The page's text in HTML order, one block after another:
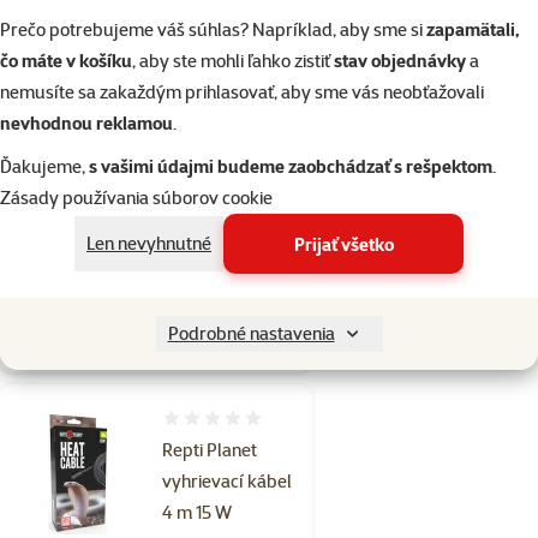
Prečo potrebujeme váš súhlas? Napríklad, aby sme sizapamätali,
čo máte v košíku, aby ste mohli ľahko zistiťstav objednávkya
nemusíte sa zakaždým prihlasovať, aby sme vás neobťažovali
nevhodnou reklamou.
Ďakujeme,s vašimi údajmi budeme zaobchádzať s rešpektom.
Zásady používania súborov cookie
Len nevyhnutné
Prijať všetko
Podrobné nastavenia
výhrevná
Superior 28W
53x28cm
46,99 €
familycena
37,59 €
☀️Letný tip značka
do košíka
Repti Planet
vyhrievací kábel
4 m 15 W